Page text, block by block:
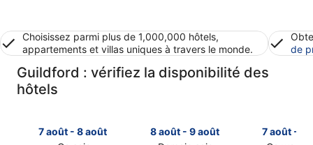
Choisissez parmi plus de 1,000,000 hôtels,
appartements et villas uniques à travers le monde.
de
Guildford : vérifiez la disponibilité des
hôtels
7 août - 8 août
8 août - 9 août
7 août - 9